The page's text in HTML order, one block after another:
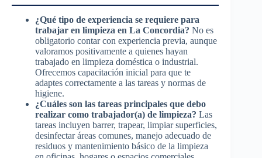
¿Qué tipo de experiencia se requiere para
trabajar en limpieza en La Concordia? No es
obligatorio contar con experiencia previa, aunque
valoramos positivamente a quienes hayan
trabajado en limpieza doméstica o industrial.
Ofrecemos capacitación inicial para que te
adaptes correctamente a las tareas y normas de
higiene.
¿Cuáles son las tareas principales que debo
realizar como trabajador(a) de limpieza? Las
tareas incluyen barrer, trapear, limpiar superficies,
desinfectar áreas comunes, manejo adecuado de
residuos y mantenimiento básico de la limpieza